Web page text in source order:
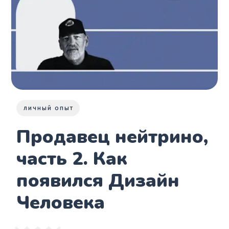
ЛИЧНЫЙ ОПЫТ
Продавец нейтрино,
часть 2. Как
появился Дизайн
Человека